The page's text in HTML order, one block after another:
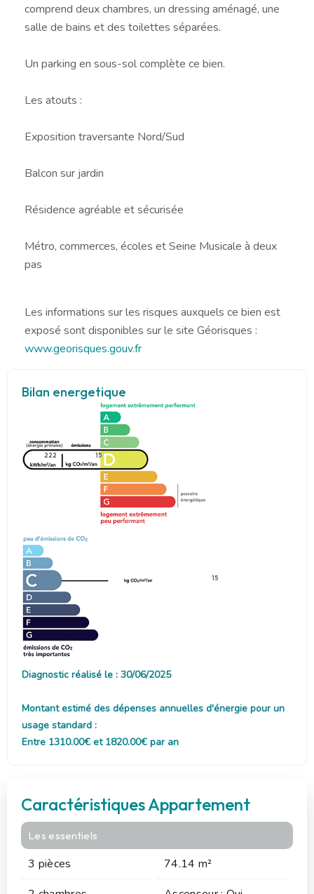
comprend deux chambres, un dressing aménagé, une
salle de bains et des toilettes séparées.
Un parking en sous-sol complète ce bien.
Les atouts :
Exposition traversante Nord/Sud
Balcon sur jardin
Résidence agréable et sécurisée
Métro, commerces, écoles et Seine Musicale à deux
pas
Les informations sur les risques auxquels ce bien est
exposé sont disponibles sur le site Géorisques :
www.georisques.gouv.fr
Bilan energetique
222 15
15
Diagnostic réalisé le : 30/06/2025
Montant estimé des dépenses annuelles d'énergie pour un
usage standard :
Entre 1310.00€ et 1820.00€ par an
Caractéristiques Appartement
Les essentiels
3 pièces
74.14 m²